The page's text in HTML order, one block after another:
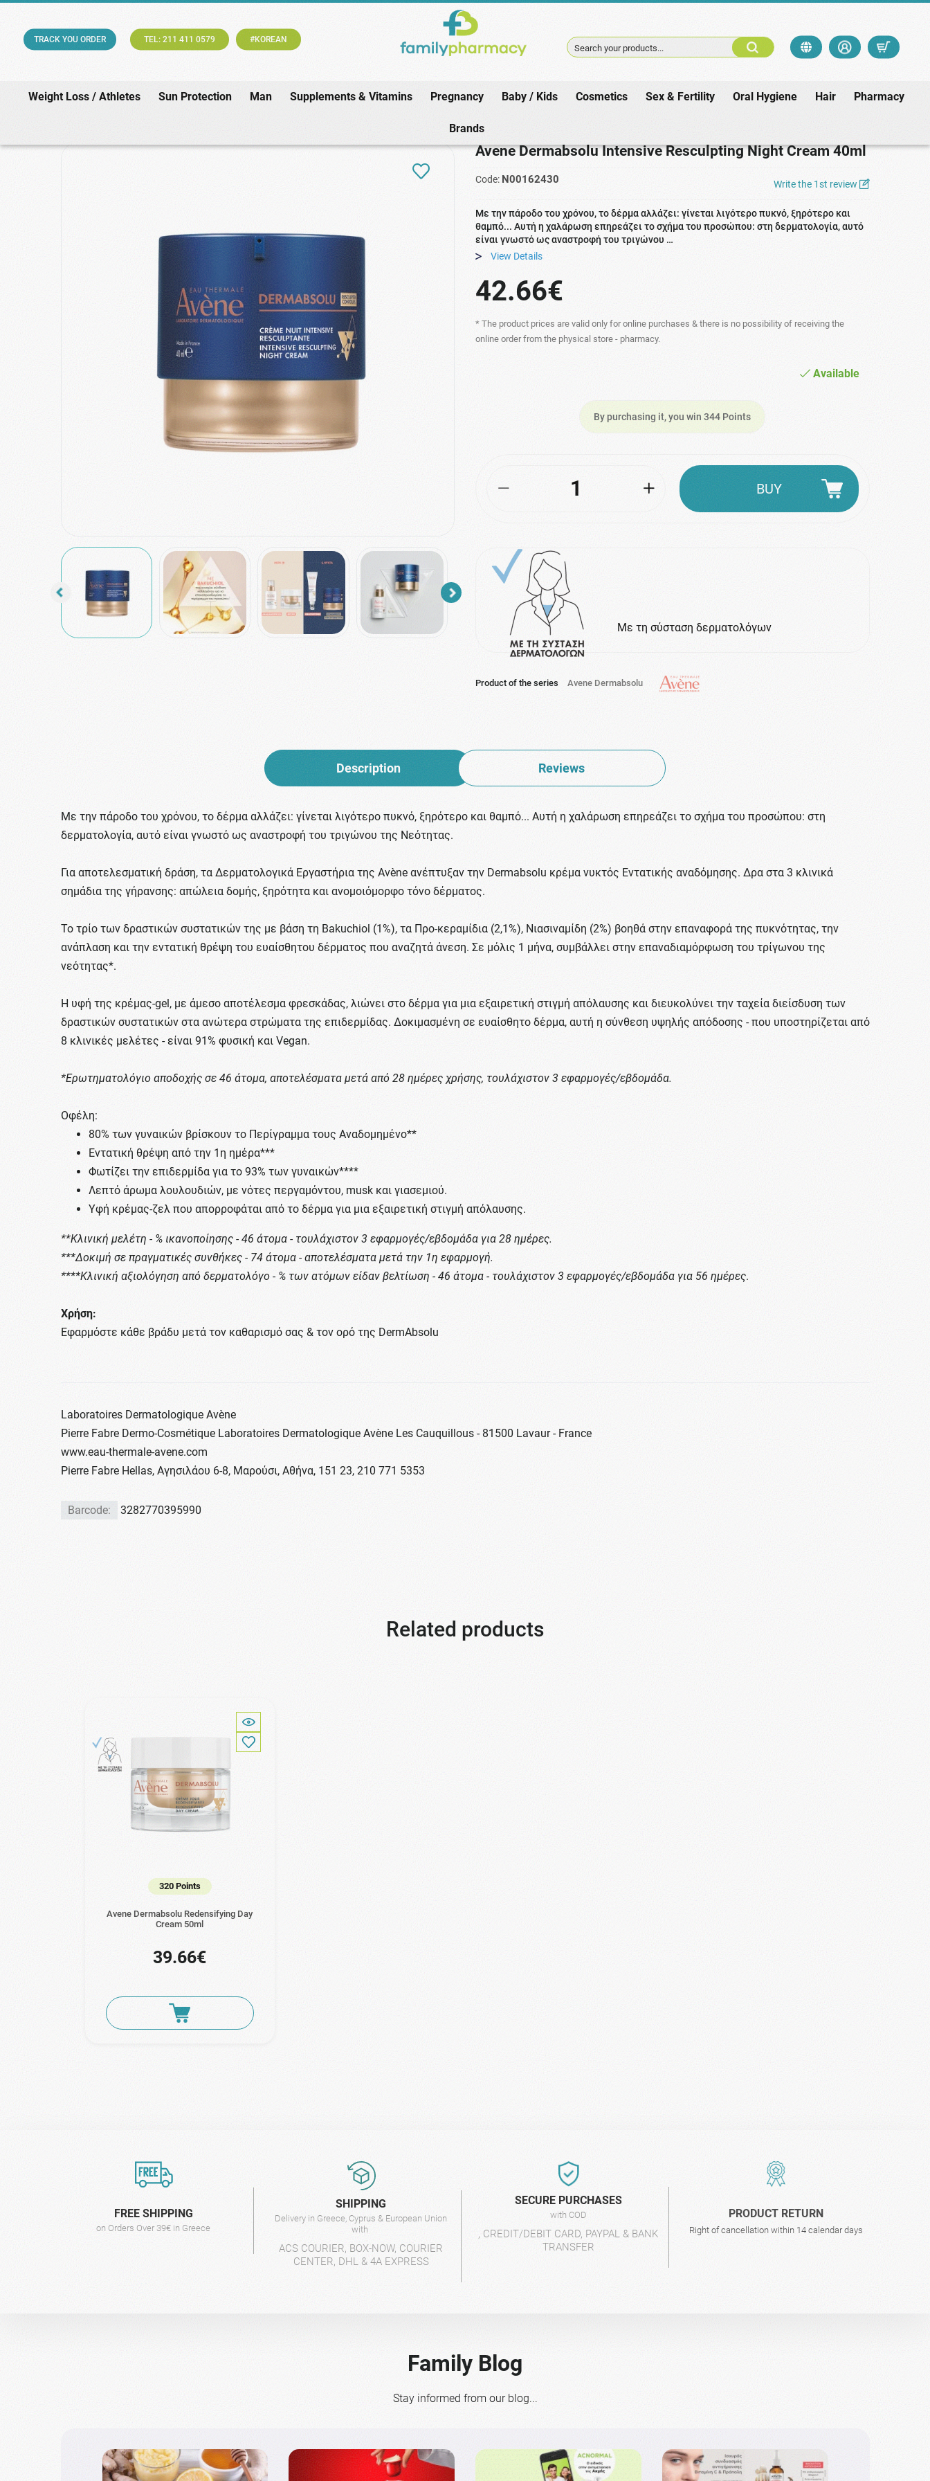
TRACK YOU ORDER TEL: 211 411 0579 #KOREAN
Search your products...
Weight Loss / Athletes Sun Protection Man Supplements & Vitamins Pregnancy Baby / Kids Cosmetics Sex & Fertility Oral Hygiene Hair Pharmacy
Brands
Avene Dermabsolu Intensive Resculpting Night Cream 40ml
Avene Dermabsolu Intensive Resculpting Night Cream 40ml
Code: N00162430 Write the 1st review
Με την πάροδο του χρόνου, το δέρμα αλλάζει: γίνεται λιγότερο πυκνό, ξηρότερο και
θαμπό... Αυτή η χαλάρωση επηρεάζει το σχήμα του προσώπου: στη δερματολογία, αυτό
είναι γνωστό ως αναστροφή του τριγώνου …
View Details
42.66€
* The product prices are valid only for online purchases & there is no possibility of receiving the
online order from the physical store - pharmacy.
Available
By purchasing it, you win 344 Points
BUY
Με τη σύσταση δερματολόγων
Product of the series Avene Dermabsolu
Description Reviews
Με την πάροδο του χρόνου, το δέρμα αλλάζει: γίνεται λιγότερο πυκνό, ξηρότερο και θαμπό... Αυτή η χαλάρωση επηρεάζει το σχήμα του προσώπου: στη
δερματολογία, αυτό είναι γνωστό ως αναστροφή του τριγώνου της Νεότητας.
Για αποτελεσματική δράση, τα Δερματολογικά Εργαστήρια της Avène ανέπτυξαν την Dermabsolu κρέμα νυκτός Εντατικής αναδόμησης. Δρα στα 3 κλινικά
σημάδια της γήρανσης: απώλεια δομής, ξηρότητα και ανομοιόμορφο τόνο δέρματος.
Το τρίο των δραστικών συστατικών της με βάση τη Bakuchiol (1%), τα Προ-κεραμίδια (2,1%), Νιασιναμίδη (2%) βοηθά στην επαναφορά της πυκνότητας, την
ανάπλαση και την εντατική θρέψη του ευαίσθητου δέρματος που αναζητά άνεση. Σε μόλις 1 μήνα, συμβάλλει στην επαναδιαμόρφωση του τρίγωνου της
νεότητας*.
Η υφή της κρέμας-gel, με άμεσο αποτέλεσμα φρεσκάδας, λιώνει στο δέρμα για μια εξαιρετική στιγμή απόλαυσης και διευκολύνει την ταχεία διείσδυση των
δραστικών συστατικών στα ανώτερα στρώματα της επιδερμίδας. Δοκιμασμένη σε ευαίσθητο δέρμα, αυτή η σύνθεση υψηλής απόδοσης - που υποστηρίζεται από
8 κλινικές μελέτες - είναι 91% φυσική και Vegan.
*Ερωτηματολόγιο αποδοχής σε 46 άτομα, αποτελέσματα μετά από 28 ημέρες χρήσης, τουλάχιστον 3 εφαρμογές/εβδομάδα.
Oφέλη:
80% των γυναικών βρίσκουν το Περίγραμμα τους Αναδομημένο**
Εντατική θρέψη από την 1η ημέρα***
Φωτίζει την επιδερμίδα για το 93% των γυναικών****
Λεπτό άρωμα λουλουδιών, με νότες περγαμόντου, musk και γιασεμιού.
Υφή κρέμας-ζελ που απορροφάται από το δέρμα για μια εξαιρετική στιγμή απόλαυσης.
**Κλινική μελέτη - % ικανοποίησης - 46 άτομα - τουλάχιστον 3 εφαρμογές/εβδομάδα για 28 ημέρες.
***Δοκιμή σε πραγματικές συνθήκες - 74 άτομα - αποτελέσματα μετά την 1η εφαρμογή.
****Κλινική αξιολόγηση από δερματολόγο - % των ατόμων είδαν βελτίωση - 46 άτομα - τουλάχιστον 3 εφαρμογές/εβδομάδα για 56 ημέρες.
Χρήση:
Εφαρμόστε κάθε βράδυ μετά τον καθαρισμό σας & τον ορό της DermAbsolu
Laboratoires Dermatologique Avène
Pierre Fabre Dermo-Cosmétique Laboratoires Dermatologique Avène Les Cauquillous - 81500 Lavaur - France
www.eau-thermale-avene.com
Pierre Fabre Hellas, Αγησιλάου 6-8, Μαρούσι, Αθήνα, 151 23, 210 771 5353
Barcode: 3282770395990
Related products
320 Points
Avene Dermabsolu Redensifying Day
Cream 50ml
39.66€
FREE SHIPPING
on Orders Over 39€ in Greece
SHIPPING
Delivery in Greece, Cyprus & European Union
with
ACS COURIER, BOX-NOW, COURIER
CENTER, DHL & 4A EXPRESS
SECURE PURCHASES
with COD
, CREDIT/DEBIT CARD, PAYPAL & BANK
TRANSFER
PRODUCT RETURN
Right of cancellation within 14 calendar days
Family Blog
Stay informed from our blog...